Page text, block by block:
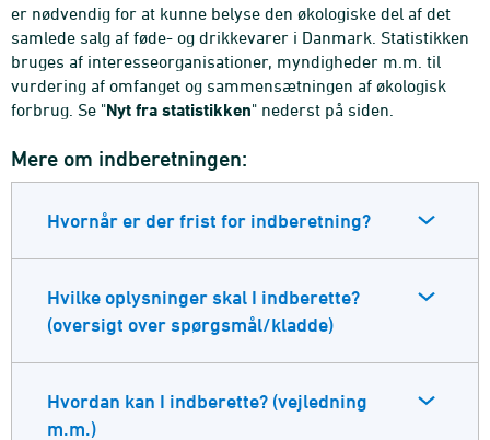
er nødvendig for at kunne belyse den økologiske del af det
samlede salg af føde- og drikkevarer i Danmark. Statistikken
bruges af interesseorganisationer, myndigheder m.m. til
vurdering af omfanget og sammensætningen af økologisk
forbrug. Se "Nyt fra statistikken" nederst på siden.
Mere om indberetningen:
Hvornår er der frist for indberetning?
Hvilke oplysninger skal I indberette?
(oversigt over spørgsmål/kladde)
Hvordan kan I indberette? (vejledning
m.m.)